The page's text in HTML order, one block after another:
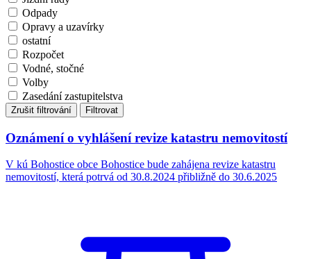
Odpady
Opravy a uzavírky
ostatní
Rozpočet
Vodné, stočné
Volby
Zasedání zastupitelstva
Zrušit filtrování Filtrovat
Oznámení o vyhlášení revize katastru nemovitostí
V kú Bohostice obce Bohostice bude zahájena revize katastru
nemovitostí, která potrvá od 30.8.2024 přibližně do 30.6.2025